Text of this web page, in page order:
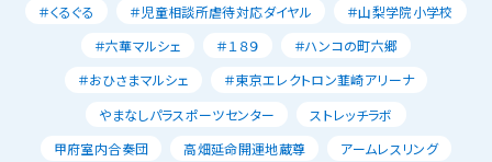
＃くるぐる
＃児童相談所虐待対応ダイヤル
＃山梨学院小学校
＃六華マルシェ
＃１８９
＃ハンコの町六郷
＃おひさまマルシェ
＃東京エレクトロン韮崎アリーナ
やまなしパラスポーツセンター
ストレッチラボ
甲府室内合奏団
高畑延命開運地蔵尊
アームレスリング